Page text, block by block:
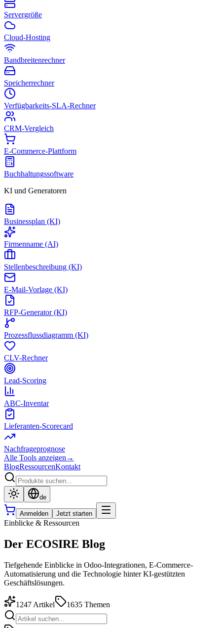
Servergröße
Cloud-Hosting
Bandbreitenrechner
Speicherrechner
Verfügbarkeits-SLA-Rechner
CRM-Vergleich
E-Commerce-Plattform
Buchhaltungssoftware
KI und Generatoren
Businessplan (KI)
Firmenname (AI)
Stellenbeschreibung (KI)
E-Mail-Vorlage (KI)
RFP-Generator (KI)
Prozessflussdiagramm (KI)
CLV-Rechner
Lead-Scoring
ABC-Inventar
Lieferanten-Scorecard
Nachfrageprognose
Alle Tools anzeigen →
BlogRessourcenKontakt
de
Anmelden Jetzt starten
Einblicke & Ressourcen
Der ECOSIRE Blog
Tiefgehende Einblicke in Odoo-Integrationen, E-Commerce-
Automatisierung und die Technologie hinter KI-gestützten
Geschäftslösungen.
1247 Artikel 1635 Themen